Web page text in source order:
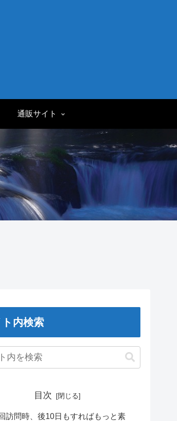
通販サイト
内検索
目次
訪問時、後10日もすればもっと素